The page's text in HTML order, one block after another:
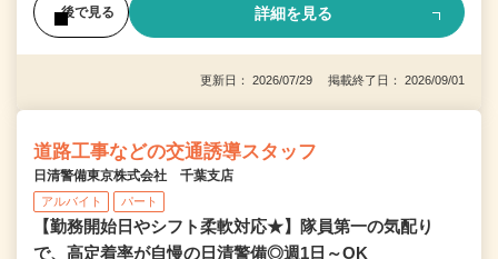
後で見る 詳細を見る
更新日： 2026/07/29 掲載終了日： 2026/09/01
道路工事などの交通誘導スタッフ
日清警備東京株式会社 千葉支店
アルバイト パート
【勤務開始日やシフト柔軟対応★】隊員第一の気配り
で、高定着率が自慢の日清警備◎週1日～OK